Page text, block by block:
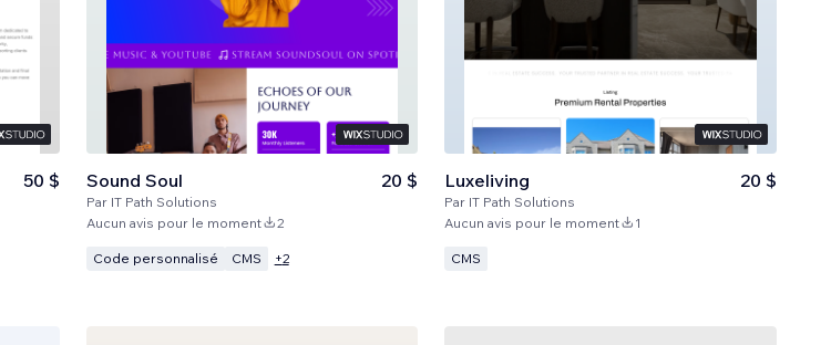
50 $ Sound Soul
Par IT Path Solutions
20 $
Aucun avis pour le moment 2
Code personnalisé CMS +2
Luxeliving
Par IT Path Solutions
20 $
Aucun avis pour le moment 1
CMS